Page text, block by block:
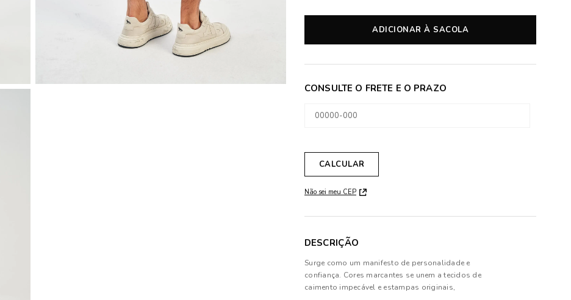
ADICIONAR À SACOLA
Não sei meu CEP
DESCRIÇÃO
Surge como um manifesto de personalidade e
confiança. Cores marcantes se unem a tecidos de
caimento impecável e estampas originais,